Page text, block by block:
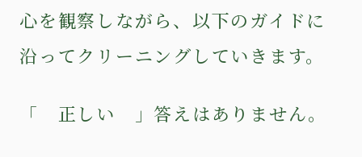
心を観察しながら、以下のガイドに
沿ってクリーニングしていきます。
「 正しい 」答えはありません。